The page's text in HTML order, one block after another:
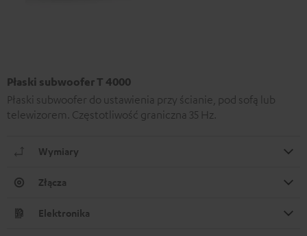
Płaski subwoofer T 4000
Płaski subwoofer do ustawienia przy ścianie, pod sofą lub
telewizorem. Częstotliwość graniczna 35 Hz.
Wymiary
Złącza
Elektronika